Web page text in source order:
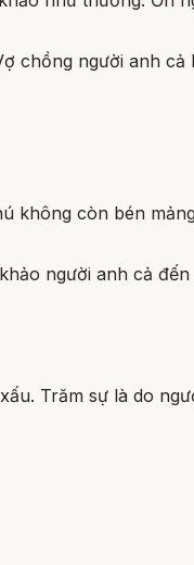
chồng người anh
không còn bén
người anh cả
Trăm sự là do